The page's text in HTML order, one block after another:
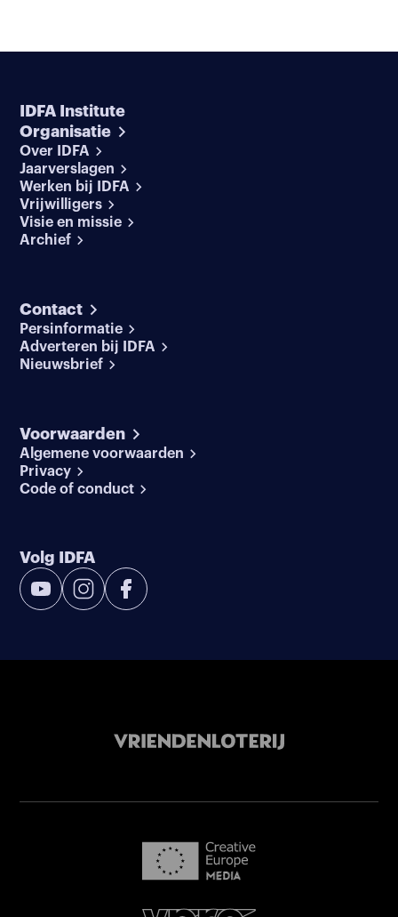
IDFA Institute
Organisatie
Over IDFA
Jaarverslagen
Werken bij IDFA
Vrijwilligers
Visie en missie
Archief
Contact
Persinformatie
Adverteren bij IDFA
Nieuwsbrief
Voorwaarden
Algemene voorwaarden
Privacy
Code of conduct
Volg IDFA